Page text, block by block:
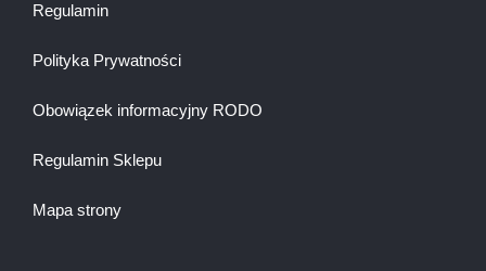
Regulamin
Polityka Prywatności
Obowiązek informacyjny RODO
Regulamin Sklepu
Mapa strony